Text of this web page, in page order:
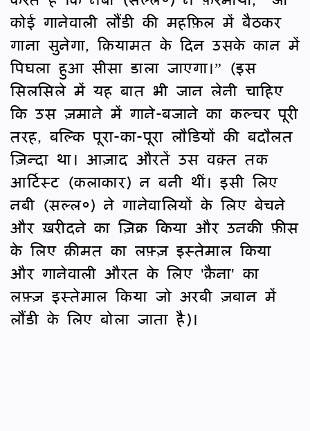
कोई गानेवाली लौंडी की महफ़िल में बैठकर
गाना सुनेगा, क़ियामत के दिन उसके कान में
पिघला हुआ सीसा डाला जाएगा।” (इस
सिलसिले में यह बात भी जान लेनी चाहिए
कि उस ज़माने में गाने-बजाने का कल्चर पूरी
तरह, बल्कि पूरा-का-पूरा लौडियों की बदौलत
ज़िन्दा था। आज़ाद औरतें उस वक़्त तक
आर्टिस्ट (कलाकार) न बनी थीं। इसी लिए
नबी (सल्ल०) ने गानेवालियों के लिए बेचने
और ख़रीदने का ज़िक्र किया और उनकी फ़ीस
के लिए क़ीमत का लफ़्ज़ इस्तेमाल किया
और गानेवाली औरत के लिए 'क़ैना' का
लफ़्ज़ इस्तेमाल किया जो अरबी ज़बान में
लौंडी के लिए बोला जाता है)।